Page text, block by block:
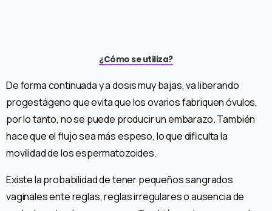
¿Cómo se utiliza?
De forma continuada y a dosis muy bajas, va liberando
progestágeno que evita que los ovarios fabriquen óvulos,
por lo tanto, no se puede producir un embarazo. También
hace que el flujo sea más espeso, lo que dificulta la
movilidad de los espermatozoides.
Existe la probabilidad de tener pequeños sangrados
vaginales ente reglas, reglas irregulares o ausencia de